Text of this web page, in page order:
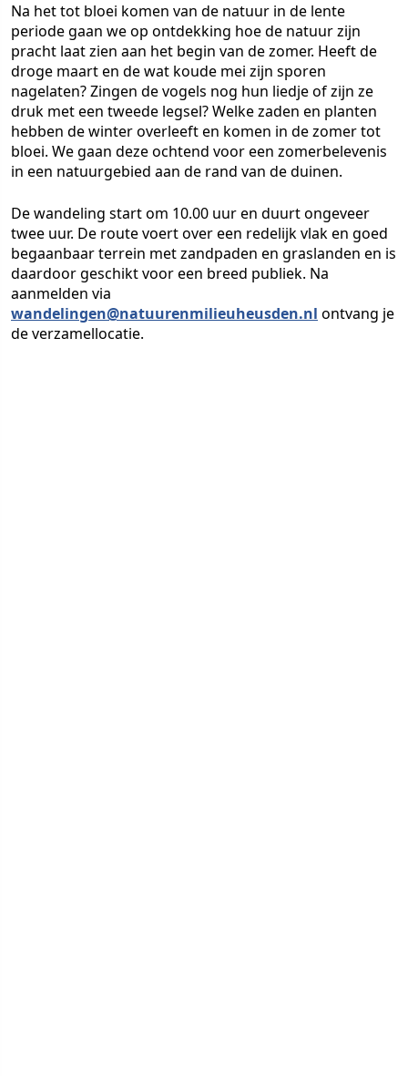
Na het tot bloei komen van de natuur in de lente
periode gaan we op ontdekking hoe de natuur zijn
pracht laat zien aan het begin van de zomer. Heeft de
droge maart en de wat koude mei zijn sporen
nagelaten? Zingen de vogels nog hun liedje of zijn ze
druk met een tweede legsel? Welke zaden en planten
hebben de winter overleeft en komen in de zomer tot
bloei. We gaan deze ochtend voor een zomerbelevenis
in een natuurgebied aan de rand van de duinen.
De wandeling start om 10.00 uur en duurt ongeveer
twee uur. De route voert over een redelijk vlak en goed
begaanbaar terrein met zandpaden en graslanden en is
daardoor geschikt voor een breed publiek. Na
aanmelden via
wandelingen@natuurenmilieuheusden.nl ontvang je
de verzamellocatie.